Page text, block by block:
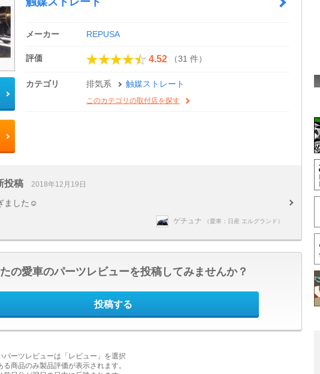
メーカー REPUSA
評価 4.52 （31 件）
カテゴリ 排気系 触媒ストレート
このカテゴリの取付店を探す
投稿 2018年12月19日
ました☺️
ゲチュナ （愛車：日産 エルグランド）
の愛車のパーツレビューを投稿してみませんか？
投稿する
ーツレビューは「レビュー」を選択
商品のみ製品評価が表示されます。